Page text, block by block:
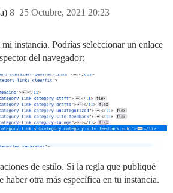
25 Octubre, 2021 20:23
8
instancia. Podrías seleccionar un enlace
del navegador:
de estilo. Si la regla que publiqué
haber otra más específica en tu instancia.